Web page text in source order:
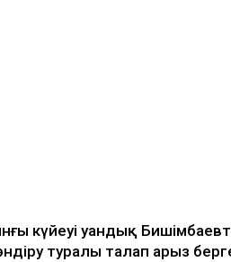
күйеуі Қуандық
туралы талап арыз